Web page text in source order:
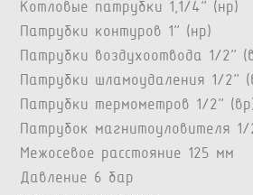
Котловые патрубки 1,1/4” (нр)
Патрубки контуров 1” (нр)
Патрубки воздухоотвода 1/2”
Патрубки шламоудаления 1/2”
Патрубки термометров 1/2”
Патрубок магнитоуловителя
Межосевое расстояние 125 мм
Давление 6 бар